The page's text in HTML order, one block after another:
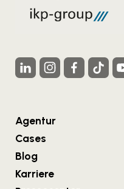
Agentur
Cases
Blog
Karriere